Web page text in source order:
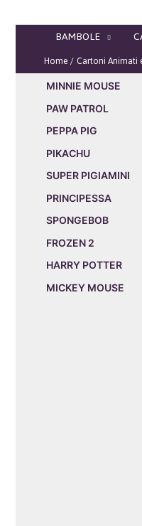
BAMBOLE
Home Cartoni Animati
MINNIE MOUSE
PAW PATROL
PEPPA PIG
PIKACHU
SUPER PIGIAMINI
PRINCIPESSA
SPONGEBOB
FROZEN 2
HARRY POTTER
MICKEY MOUSE